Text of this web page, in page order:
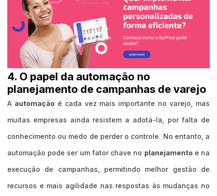
4. O papel da automação no
planejamento de campanhas de varejo
A automação é cada vez mais importante no varejo, mas
muitas empresas ainda resistem a adotá-la, por falta de
conhecimento ou medo de perder o controle. No entanto, a
automação pode ser um fator chave no planejamento e na
execução de campanhas, permitindo melhor gestão de
recursos e mais agilidade nas respostas às mudanças no